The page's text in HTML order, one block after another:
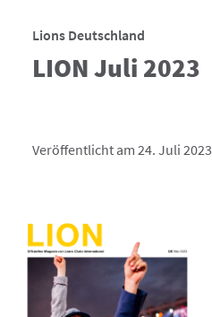
Lions Deutschland
LION Juli 2023
Veröffentlicht am 24. Juli 2023